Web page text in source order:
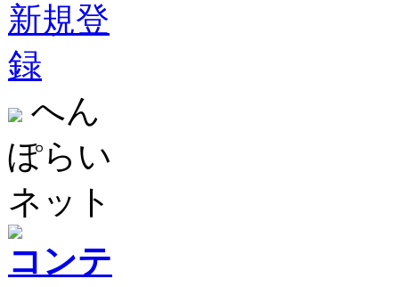
新規登
録
へん
ぽらい
ネット
コンテ